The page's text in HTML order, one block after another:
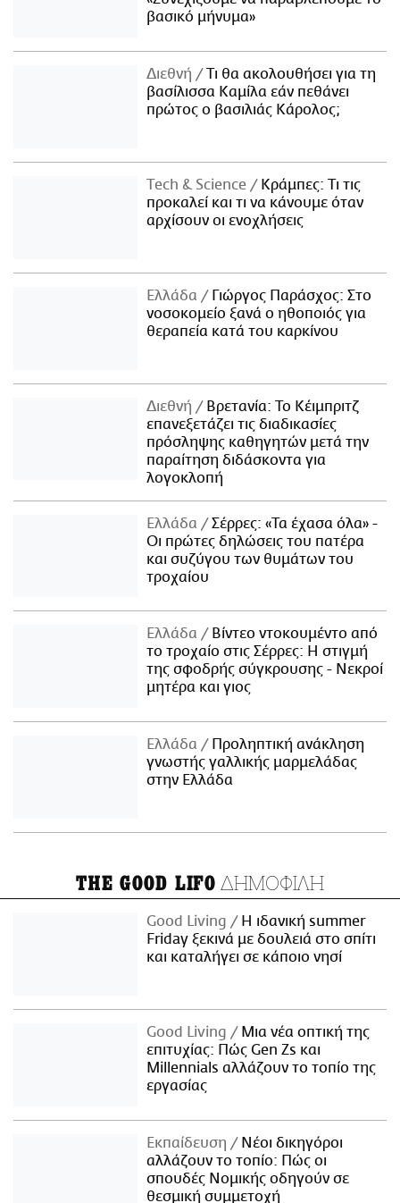
βασικό μήνυμα»
Διεθνή
Τι θα ακολουθήσει για τη
βασίλισσα Καμίλα εάν πεθάνει
πρώτος ο βασιλιάς Κάρολος;
Τech & Science
Κράμπες: Τι τις
προκαλεί και τι να κάνουμε όταν
αρχίσουν οι ενοχλήσεις
Ελλάδα
Γιώργος Παράσχος: Στο
νοσοκομείο ξανά ο ηθοποιός για
θεραπεία κατά του καρκίνου
Διεθνή
Βρετανία: Το Κέιμπριτζ
επανεξετάζει τις διαδικασίες
πρόσληψης καθηγητών μετά την
παραίτηση διδάσκοντα για
λογοκλοπή
Ελλάδα
Σέρρες: «Τα έχασα όλα» -
Οι πρώτες δηλώσεις του πατέρα
και συζύγου των θυμάτων του
τροχαίου
Ελλάδα
Βίντεο ντοκουμέντο από
το τροχαίο στις Σέρρες: Η στιγμή
της σφοδρής σύγκρουσης - Νεκροί
μητέρα και γιος
Ελλάδα
Προληπτική ανάκληση
γνωστής γαλλικής μαρμελάδας
στην Ελλάδα
THE GOOD LIFO ΔΗΜΟΦΙΛΗ
Good Living
Η ιδανική summer
Friday ξεκινά με δουλειά στο σπίτι
και καταλήγει σε κάποιο νησί
Good Living
Μια νέα οπτική της
επιτυχίας: Πώς Gen Zs και
Millennials αλλάζουν το τοπίο της
εργασίας
Εκπαίδευση
Νέοι δικηγόροι
αλλάζουν το τοπίο: Πώς οι
σπουδές Νομικής οδηγούν σε
θεσμική συμμετοχή